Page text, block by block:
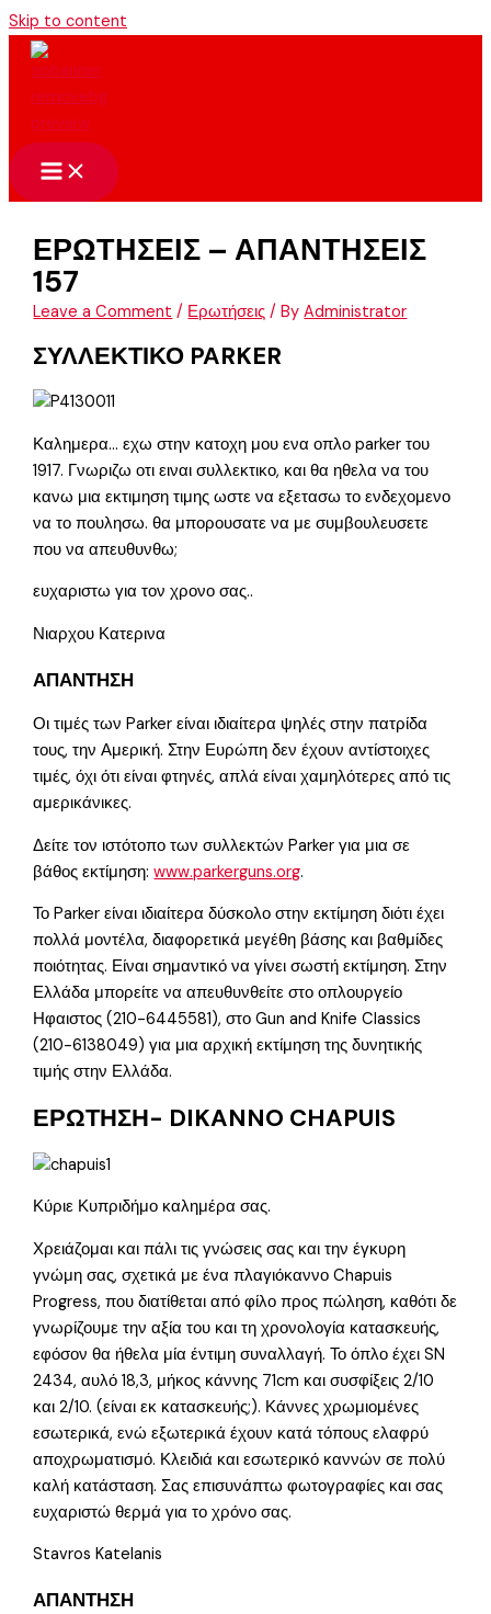
Skip to content
ΕΡΩΤΗΣΕΙΣ – ΑΠΑΝΤΗΣΕΙΣ
157
Leave a Comment / Ερωτήσεις / ByAdministrator
ΣΥΛΛΕΚΤΙΚΟ PARKER
Καλημερα… εχω στην κατοχη μου ενα οπλο parker του
1917. Γνωριζω οτι ειναι συλλεκτικο, και θα ηθελα να του
κανω μια εκτιμηση τιμης ωστε να εξετασω το ενδεχομενο
να το πουλησω. θα μπορουσατε να με συμβουλευσετε
που να απευθυνθω;
ευχαριστω για τον χρονο σας..
Νιαρχου Κατερινα
ΑΠΑΝΤΗΣΗ
Οι τιμές των Parker είναι ιδιαίτερα ψηλές στην πατρίδα
τους, την Αμερική. Στην Ευρώπη δεν έχουν αντίστοιχες
τιμές, όχι ότι είναι φτηνές, απλά είναι χαμηλότερες από τις
αμερικάνικες.
Δείτε τον ιστότοπο των συλλεκτών Parker για μια σε
βάθος εκτίμηση:www.parkerguns.org.
Το Parker είναι ιδιαίτερα δύσκολο στην εκτίμηση διότι έχει
πολλά μοντέλα, διαφορετικά μεγέθη βάσης και βαθμίδες
ποιότητας. Είναι σημαντικό να γίνει σωστή εκτίμηση. Στην
Ελλάδα μπορείτε να απευθυνθείτε στο οπλουργείο
Ηφαιστος (210-6445581), στο Gun and Knife Classics
(210-6138049) για μια αρχική εκτίμηση της δυνητικής
τιμής στην Ελλάδα.
ΕΡΩΤΗΣΗ- DIKANNO CHAPUIS
Κύριε Κυπριδήμο καλημέρα σας.
Χρειάζομαι και πάλι τις γνώσεις σας και την έγκυρη
γνώμη σας, σχετικά με ένα πλαγιόκαννο Chapuis
Progress, που διατίθεται από φίλο προς πώληση, καθότι δε
γνωρίζουμε την αξία του και τη χρονολογία κατασκευής,
εφόσον θα ήθελα μία έντιμη συναλλαγή. Το όπλο έχει SN
2434, αυλό 18,3, μήκος κάννης 71cm και συσφίξεις 2/10
και 2/10. (είναι εκ κατασκευής;). Κάννες χρωμιομένες
εσωτερικά, ενώ εξωτερικά έχουν κατά τόπους ελαφρύ
αποχρωματισμό. Κλειδιά και εσωτερικό καννών σε πολύ
καλή κατάσταση. Σας επισυνάπτω φωτογραφίες και σας
ευχαριστώ θερμά για το χρόνο σας.
Stavros Katelanis
ΑΠΑΝΤΗΣΗ